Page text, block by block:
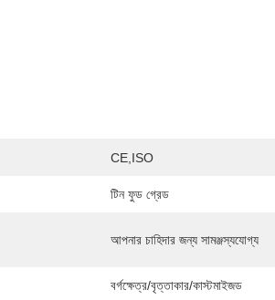
CE,ISO
টিন ফুড গ্রেড
আপনার চাহিদার জন্য সামঞ্জস্যযোগ্য
বর্গক্ষেত্র/বৃত্তাকার/কাস্টমাইজড